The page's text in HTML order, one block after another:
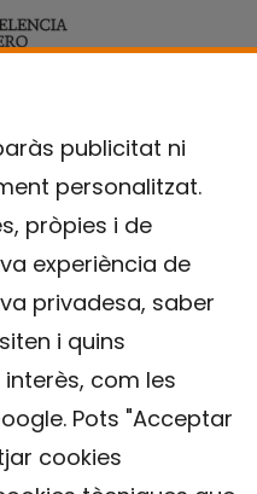
publicitat ni
personalitzat.
pròpies i de
experiència de
privadesa, saber
i quins
com les
Pots "Acceptar
cookies